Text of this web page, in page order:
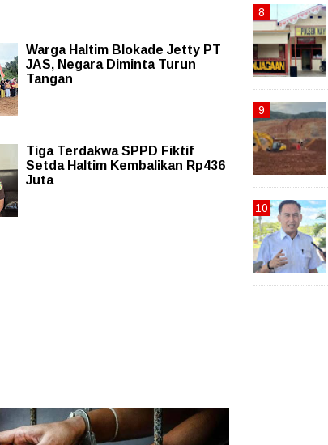
Warga Haltim Blokade Jetty PT
JAS, Negara Diminta Turun
Tangan
Tiga Terdakwa SPPD Fiktif
Setda Haltim Kembalikan Rp436
Juta